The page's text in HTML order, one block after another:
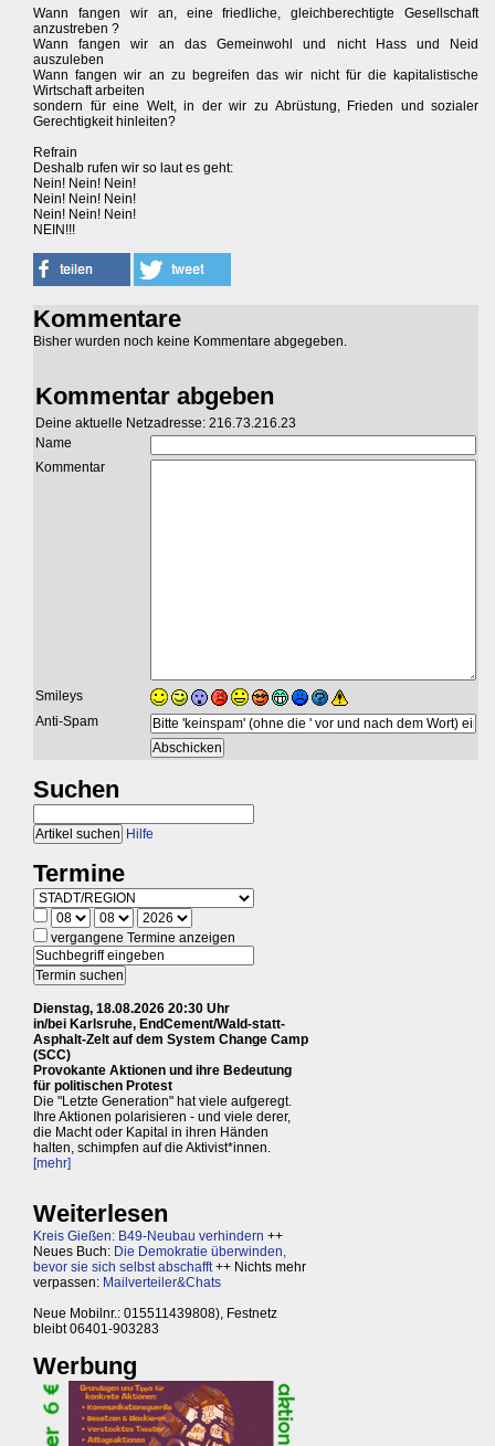
Wann fangen wir an, eine friedliche, gleichberechtigte Gesellschaft
anzustreben ?
Wann fangen wir an das Gemeinwohl und nicht Hass und Neid
auszuleben
Wann fangen wir an zu begreifen das wir nicht für die kapitalistische
Wirtschaft arbeiten
sondern für eine Welt, in der wir zu Abrüstung, Frieden und sozialer
Gerechtigkeit hinleiten?
Refrain
Deshalb rufen wir so laut es geht:
Nein! Nein! Nein!
Nein! Nein! Nein!
Nein! Nein! Nein!
NEIN!!!
Kommentare
Bisher wurden noch keine Kommentare abgegeben.
Kommentar abgeben
Deine aktuelle Netzadresse: 216.73.216.23
Name
Kommentar
Smileys
Anti-Spam
Suchen
Hilfe
Termine
vergangene Termine anzeigen
Dienstag, 18.08.2026 20:30 Uhr
in/bei Karlsruhe, EndCement/Wald-statt-
Asphalt-Zelt auf dem System Change Camp
(SCC)
Provokante Aktionen und ihre Bedeutung
für politischen Protest
Die "Letzte Generation" hat viele aufgeregt.
Ihre Aktionen polarisieren - und viele derer,
die Macht oder Kapital in ihren Händen
halten, schimpfen auf die Aktivist*innen.
[mehr]
Weiterlesen
Kreis Gießen: B49-Neubau verhindern ++
Neues Buch: Die Demokratie überwinden,
bevor sie sich selbst abschafft++ Nichts mehr
verpassen: Mailverteiler&Chats
Neue Mobilnr.: 015511439808), Festnetz
bleibt 06401-903283
Werbung